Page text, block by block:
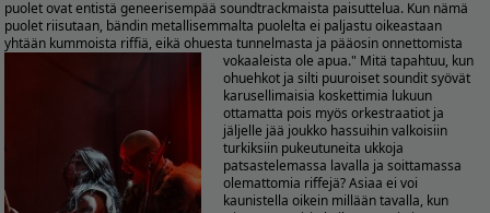
puolet ovat entistä geneerisempää soundtrackmaista paisuttelua. Kun nämä
puolet riisutaan, bändin metallisemmalta puolelta ei paljastu oikeastaan
yhtään kummoista riffiä, eikä ohuesta tunnelmasta ja pääosin onnettomista
vokaaleista ole apua." Mitä tapahtuu, kun
ohuehkot ja silti puuroiset soundit syövät
karusellimaisia koskettimia lukuun
ottamatta pois myös orkestraatiot ja
jäljelle jää joukko hassuihin valkoisiin
turkiksiin pukeutuneita ukkoja
patsastelemassa lavalla ja soittamassa
olemattomia riffejä? Asiaa ei voi
kaunistella oikein millään tavalla, kun